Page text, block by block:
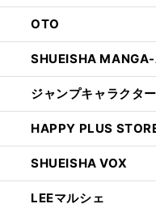
OTO
SHUEISHA
ジャンプキャラクタ
HAPPY PLUS
SHUEISHA VOX
LEEマルシェ